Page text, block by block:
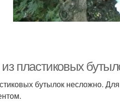
пластиковых
бутылок несложно.